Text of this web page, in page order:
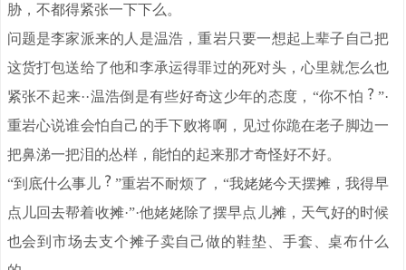
胁，不都得紧张一下下么。
问题是李家派来的人是温浩，重岩只要一想起上辈子自己把
这货打包送给了他和李承运得罪过的死对头，心里就怎么也
紧张不起来··温浩倒是有些好奇这少年的态度，“你不怕
”·
重岩心说谁会怕自己的手下败将啊，见过你跪在老子脚边一
把鼻涕一把泪的怂样，能怕的起来那才奇怪好不好。
“到底什么事儿
”重岩不耐烦了，“我姥姥今天摆摊，我得早
点儿回去帮着收摊·”·他姥姥除了摆早点儿摊，天气好的时候
也会到市场去支个摊子卖自己做的鞋垫、手套、桌布什么